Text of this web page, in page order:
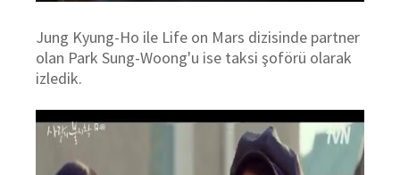
Jung Kyung-Ho ile Life on Mars dizisinde partner
olan Park Sung-Woong'u ise taksi şoförü olarak
izledik.